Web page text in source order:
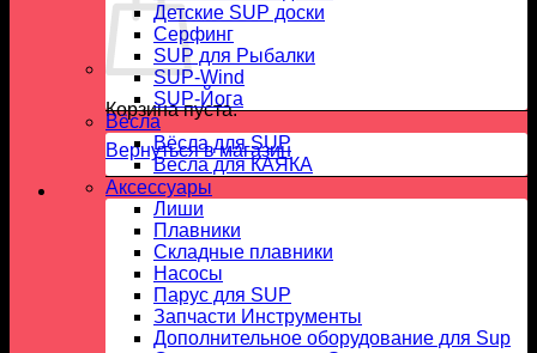
Корзина пуста.
Вернуться в магазин
Детские SUP доски
Серфинг
SUP для Рыбалки
SUP-Wind
SUP-Йога
Вёсла
Вёсла для SUP
Весла для КАЯКА
Аксессуары
Лиши
Плавники
Складные плавники
Насосы
Парус для SUP
Запчасти Инструменты
Дополнительное оборудование для Sup